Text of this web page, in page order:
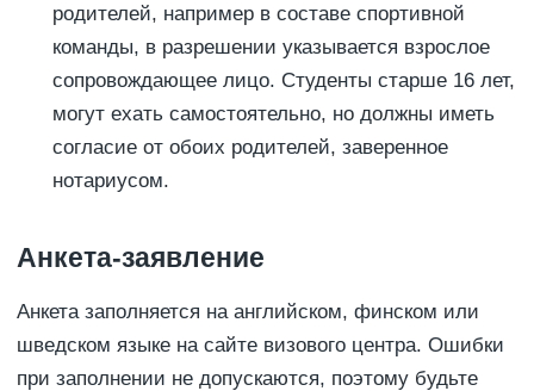
родителей, например в составе спортивной
команды, в разрешении указывается взрослое
сопровождающее лицо. Студенты старше 16 лет,
могут ехать самостоятельно, но должны иметь
согласие от обоих родителей, заверенное
нотариусом.
Анкета-заявление
Анкета заполняется на английском, финском или
шведском языке на сайте визового центра. Ошибки
при заполнении не допускаются, поэтому будьте